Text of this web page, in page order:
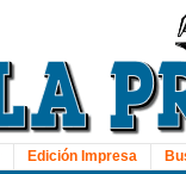
Edición Impresa